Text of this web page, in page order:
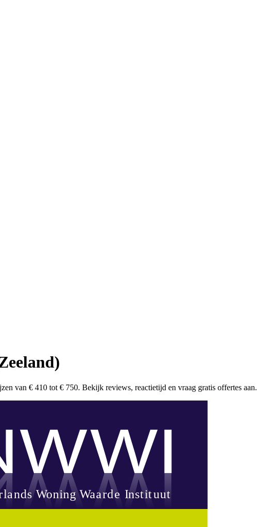
van € 410 tot € 750. Bekijk reviews, reactietijd en vraag gratis offertes aan.